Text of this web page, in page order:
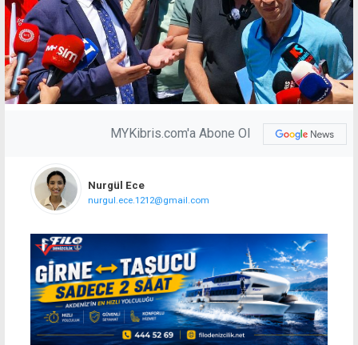
MYKibris.com'a Abone Ol
Nurgül Ece
nurgul.ece.1212@gmail.com